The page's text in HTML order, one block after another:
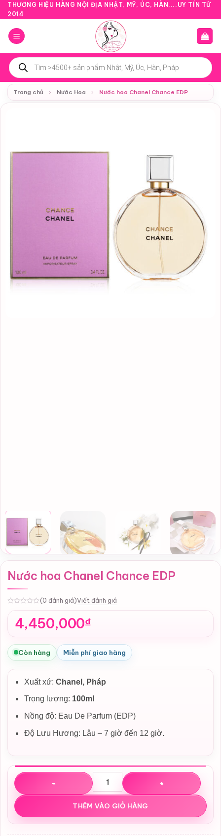
Bỏ
qua
nội
dung
THƯƠNG HIỆU HÀNG NỘI ĐỊA NHẬT, MỸ, ÚC, HÀN,...UY TÍN TỪ
2014
Tìm
kiếm
sản
phẩm
Trang chủ
› Nước Hoa › Nước hoa Chanel Chance EDP
Nước hoa Chanel Chance EDP
(0 đánh giá)Viết đánh giá
4,450,000₫
Còn hàng Miễn phí giao hàng
Xuất xứ: Chanel, Pháp
Trọng lượng: 100ml
Nồng độ: Eau De Parfum (EDP)
Độ Lưu Hương: Lâu – 7 giờ đến 12 giờ.
Nước hoa Chanel Chance EDP số lượng
THÊM VÀO GIỎ HÀNG